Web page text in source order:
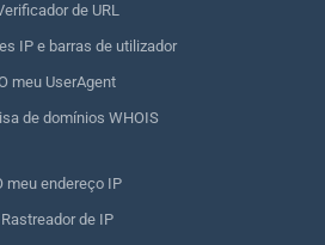
de URL
IP e barras de utilizador
meu UserAgent
de domínios WHOIS
meu endereço IP
Rastreador de IP